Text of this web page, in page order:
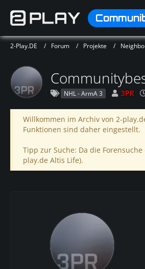
2-Play.DE Forum Projekte
NHL - ArmA 3 3PR
Willkommen im Archiv von 2-
Funktionen sind daher eingestellt.
Tipp zur Suche: Da die
play.de Altis Life).